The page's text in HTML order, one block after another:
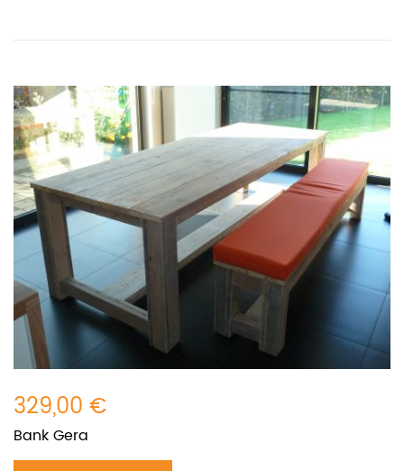
329,00 €
Bank Gera